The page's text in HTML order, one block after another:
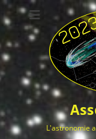
L'astronomie